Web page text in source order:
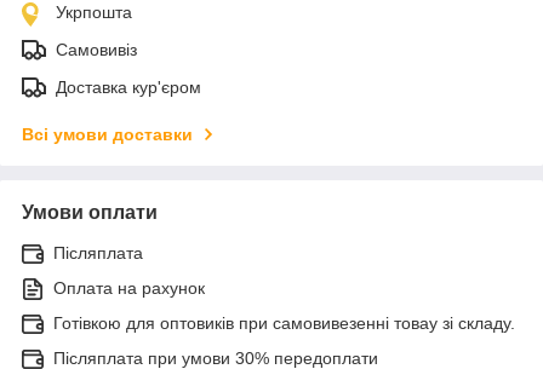
Укрпошта
Самовивіз
Доставка кур'єром
Всі умови доставки
Умови оплати
Післяплата
Оплата на рахунок
Готівкою для оптовиків при самовивезенні товау зі складу.
Післяплата при умови 30% передоплати